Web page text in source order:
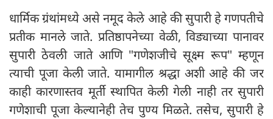
धार्मिक ग्रंथांमध्ये असे नमूद केले आहे की सुपारी हे गणपतीचे
प्रतीक मानले जाते. प्रतिष्ठापनेच्या वेळी, विड्याच्या पानावर
सुपारी ठेवली जाते आणि "गणेशजीचे सूक्ष्म रूप" म्हणून
त्याची पूजा केली जाते. यामागील श्रद्धा अशी आहे की जर
काही कारणास्तव मूर्ती स्थापित केली गेली नाही तर सुपारी
गणेशाची पूजा केल्यानेही तेच पुण्य मिळते. तसेच, सुपारी हे